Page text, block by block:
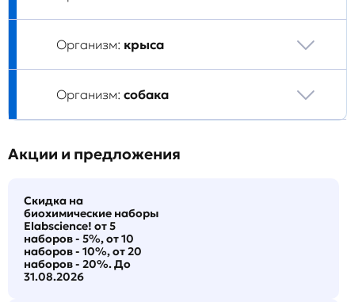
Организм: крыса
Организм: собака
Акции и предложения
Скидка на
биохимические наборы
Elabscience! от 5
наборов - 5%, от 10
наборов - 10%, от 20
наборов - 20%. До
31.08.2026